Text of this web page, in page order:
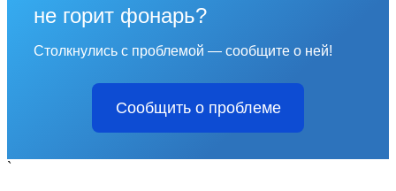
не горит фонарь?
Столкнулись с проблемой — сообщите о ней!
Сообщить о проблеме
`